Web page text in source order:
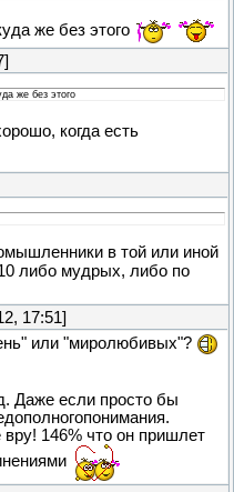
же без этого
же без этого
когда есть
в той или иной
либо мудрых, либо по
17:51]
или "миролюбивых"?
Даже если просто бы
вру! 146% что он пришлет